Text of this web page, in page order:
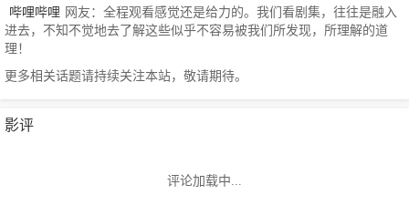
哔哩哔哩 网友：全程观看感觉还是给力的。我们看剧集，往往是融入
进去，不知不觉地去了解这些似乎不容易被我们所发现，所理解的道
理！
更多相关话题请持续关注本站，敬请期待。
影评
评论加载中...